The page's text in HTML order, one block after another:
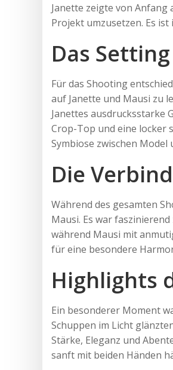
Janette zeigte von
Projekt umzusetzen. Es
Das Setting
Für das Shooting
auf Janette und Mausi zu
Janettes ausdrucksstarke
Crop-Top und eine locker
Symbiose zwischen Model
Die
Während des gesamten
Mausi. Es war
während Mausi mit
für eine besondere
Highlights
Ein besonderer Moment
Schuppen im Licht
Stärke, Eleganz und
sanft mit beiden Händen